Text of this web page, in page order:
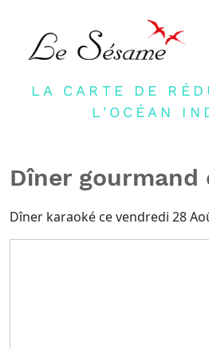
ACCUEIL
BLOG
NEWSLETTER
CONTACT
LA CARTE DE
L'OCÉAN
Dîner gourmand
Dîner karaoké ce vendredi 28